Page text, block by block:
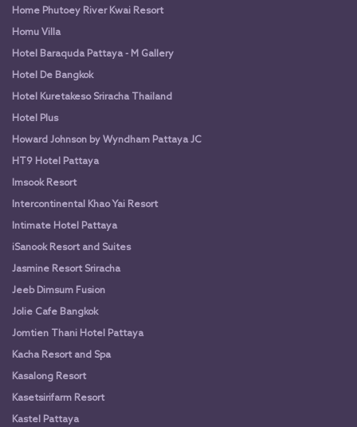
Home Phutoey River Kwai Resort
Homu Villa
Hotel Baraquda Pattaya - M Gallery
Hotel De Bangkok
Hotel Kuretakeso Sriracha Thailand
Hotel Plus
Howard Johnson by Wyndham Pattaya JC
HT9 Hotel Pattaya
Imsook Resort
Intercontinental Khao Yai Resort
Intimate Hotel Pattaya
iSanook Resort and Suites
Jasmine Resort Sriracha
Jeeb Dimsum Fusion
Jolie Cafe Bangkok
Jomtien Thani Hotel Pattaya
Kacha Resort and Spa
Kasalong Resort
Kasetsirifarm Resort
Kastel Pattaya